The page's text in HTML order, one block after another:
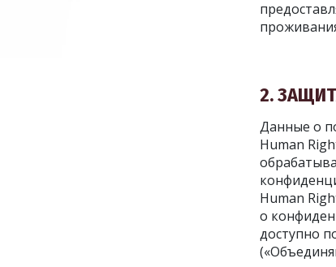
2.
Данные о
Human
Human
о
доступно